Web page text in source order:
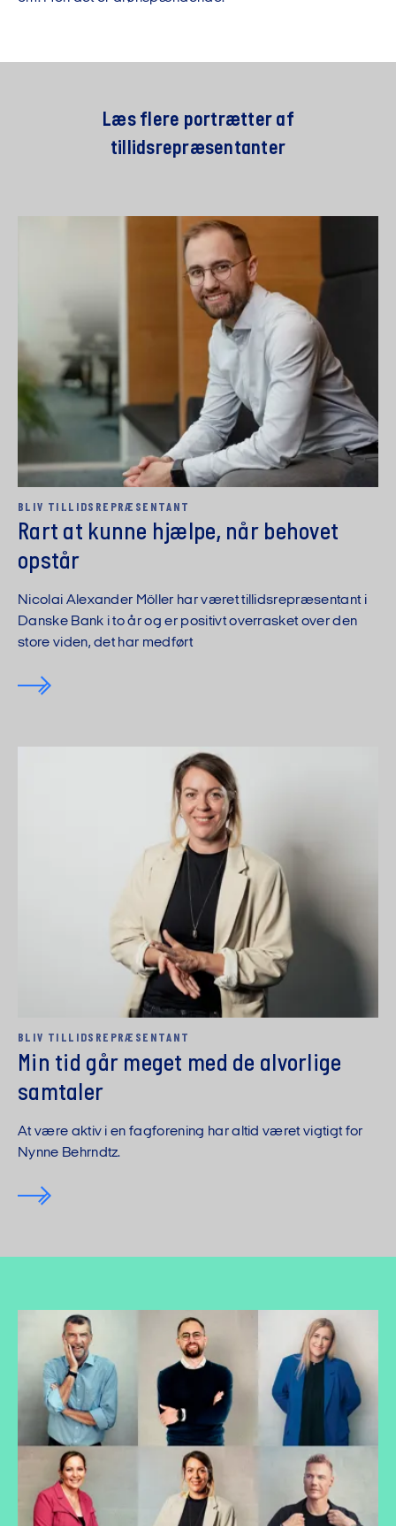
Læs flere portrætter af
tillidsrepræsentanter
BLIV TILLIDS­REPRÆSENTANT
Rart at kunne hjælpe, når behovet
opstår
Nicolai Alexander Möller har været tillidsrepræsentant i
Danske Bank i to år og er positivt overrasket over den
store viden, det har medført
BLIV TILLIDS­REPRÆSENTANT
Min tid går meget med de alvorlige
samtaler
At være aktiv i en fagforening har altid været vigtigt for
Nynne Behrndtz.